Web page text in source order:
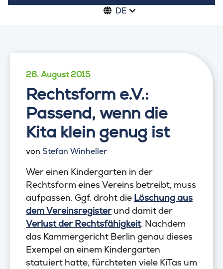
DE
26. August 2015
Rechtsform e.V.:
Passend, wenn die
Kita klein genug ist
von Stefan Winheller
Wer einen Kindergarten in der
Rechtsform eines Vereins betreibt, muss
aufpassen. Ggf. droht die Löschung aus
dem Vereinsregisterund damit der
Verlust der Rechtsfähigkeit. Nachdem
das Kammergericht Berlin genau dieses
Exempel an einem Kindergarten
statuiert hatte, fürchteten viele KiTas um